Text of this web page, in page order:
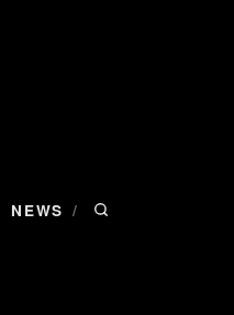
NEWS /